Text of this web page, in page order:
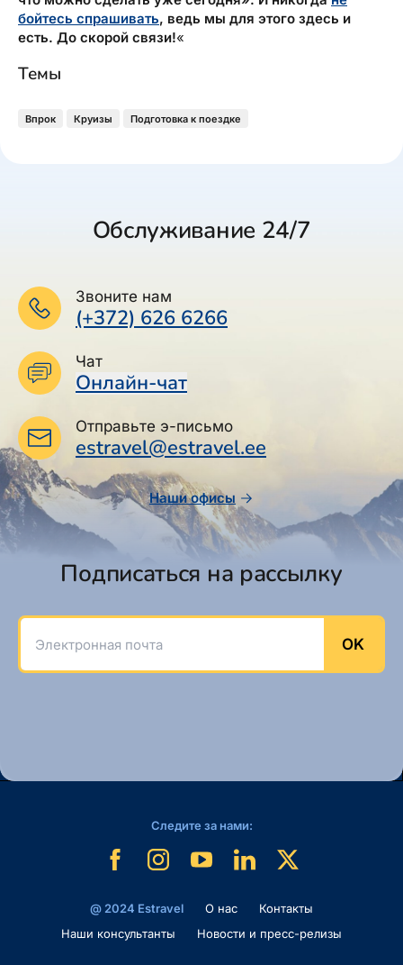
бойтесь спрашивать, ведь мы для этого здесь и
есть. До скорой связи!«
Темы
Впрок Круизы Подготовка к поездке
Обслуживание 24/7
Звоните нам
(+372) 626 6266
Чат
Онлайн-чат
Отправьте э-письмо
estravel@estravel.ee
Наши офисы
Подписаться на рассылку
Электронная почта
OK
@ 2024 Estravel O нас
Контакты
Наши консультанты
Новости и пресс-релизы
Следите за нами: